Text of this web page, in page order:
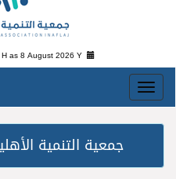
as8 August 2026 Y
جمعية التنمية